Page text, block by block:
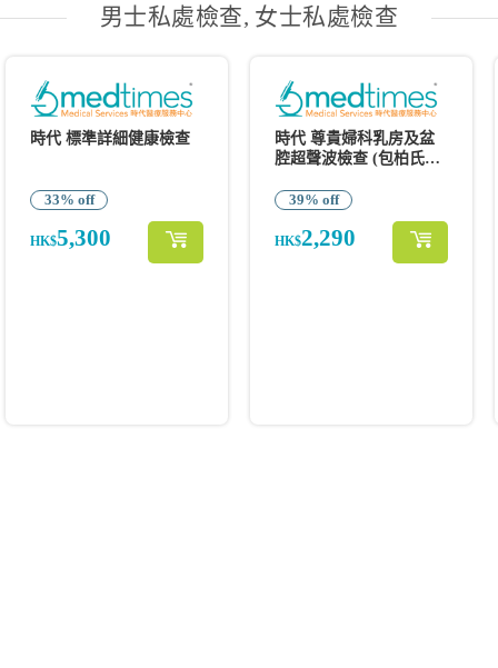
男士私處檢查, 女士私處檢查
時代 標準詳細健康檢查
33% off
HK$5,300
時代 尊貴婦科乳房及盆
腔超聲波檢查 (包柏氏抹
39% off
HK$2,290